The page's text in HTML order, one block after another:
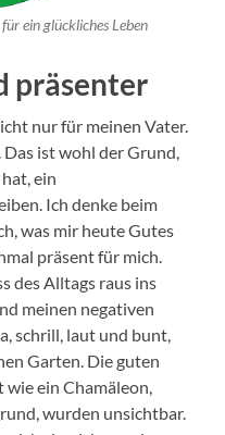
ein glückliches Leben
präsenter
nur für meinen Vater.
Das ist wohl der Grund,
ein
Ich denke beim
was mir heute Gutes
präsent für mich.
des Alltags raus ins
meinen negativen
schrill, laut und bunt,
Garten. Die guten
wie ein Chamäleon,
wurden unsichtbar.